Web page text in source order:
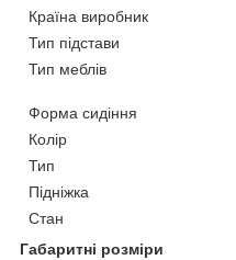
Країна виробник
Тип підстави
Тип меблів
Форма сидіння
Колір
Тип
Підніжка
Стан
Габаритні розміри